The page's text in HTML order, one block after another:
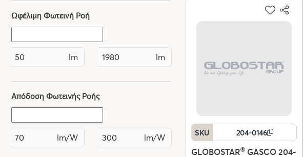
Ωφέλιμη Φωτεινή Ροή
lm lm
Απόδοση Φωτεινής Ροής
lm/W lm/W SKU 204-0146
GLOBOSTAR® GASCO 204-